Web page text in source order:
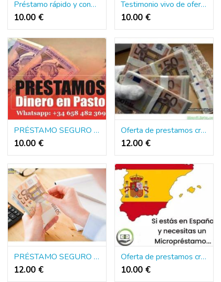
Préstamo rápido y confiable en toda españa
10.00 €
Testimonio vivo de ofertas de préstamos entre individuo
10.00 €
PRÉSTAMO SEGURO ENTRE PARTICULARES
10.00 €
Oferta de prestamos credito con asnef serio
12.00 €
PRÉSTAMO SEGURO ENTRE PARTICULARES
12.00 €
Oferta de prestamos credito con asnef serio
10.00 €